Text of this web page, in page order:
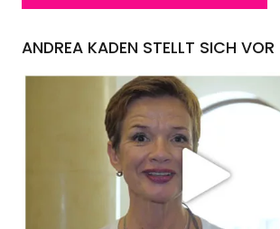
ANDREA KADEN STELLT SICH VOR